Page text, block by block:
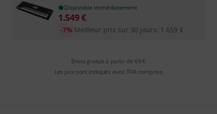
Disponible immédiatement
1.549€
Meilleur prix sur 30 jours: 1.659 €
-7%
Envoi gratuit à partir de 69 €
Les prix sont indiqués avec TVA comprise